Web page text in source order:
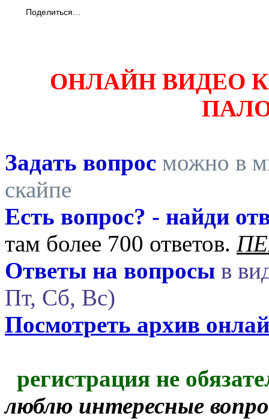
Поделиться…
ОНЛАЙН ВИДЕО
Задать вопрос можно в
скайпе
Есть вопрос? - найди
там более 700 ответов.
Ответы на вопросы в
Пт, Сб, Вс)
Посмотреть архив
регистрация не
люблю интересные